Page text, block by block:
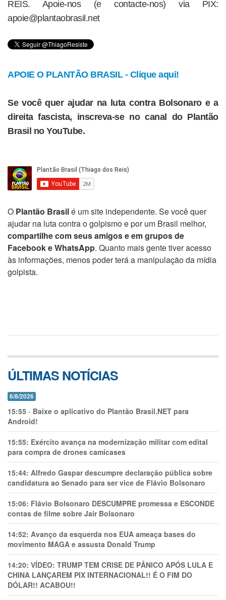
REIS. Apoie-nos (e contacte-nos) via PIX:
apoie@plantaobrasil.net
APOIE O PLANTÃO BRASIL - Clique aqui!
Se você quer ajudar na luta contra Bolsonaro e a
direita fascista, inscreva-se no canal do Plantão
Brasil no YouTube.
O Plantão Brasilé um site independente. Se você quer
ajudar na luta contra o golpismo e por um Brasil melhor,
compartilhe com seus amigos e em grupos de
Facebook e WhatsApp. Quanto mais gente tiver acesso
às informações, menos poder terá a manipulação da mídia
golpista.
ÚLTIMAS NOTÍCIAS
6/8/2026
15:55 - Baixe o aplicativo do Plantão Brasil.NET para
Android!
15:55: Exército avança na modernização militar com edital
para compra de drones camicases
15:44: Alfredo Gaspar descumpre declaração pública sobre
candidatura ao Senado para ser vice de Flávio Bolsonaro
15:06: Flávio Bolsonaro DESCUMPRE promessa e ESCONDE
contas de filme sobre Jair Bolsonaro
14:52: Avanço da esquerda nos EUA ameaça bases do
movimento MAGA e assusta Donald Trump
14:20: VÍDEO: TRUMP TEM CRlSE DE PÂNlCO APÓS LULA E
CHINA LANÇAREM PIX INTERNACIONAL!! É O FIM DO
DÓLAR!! ACABOU!!